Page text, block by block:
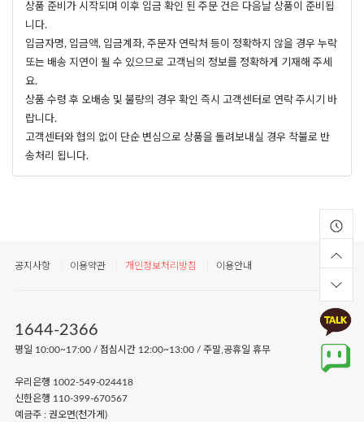
상품 준비가 시작되며 이후 입금 확인 된 주문 건은 다음날 상품이 준비됩
니다.
입금자명, 입금액, 입금계좌, 주문자 연락처 등이 정확하지 않을 경우 누락
또는 배송 지연이 될 수 있으므로 고객님의 정보를 정확하게 기재해 주세
요.
상품 수령 후 오배송 및 불량의 경우 확인 즉시 고객센터로 연락 주시기 바
랍니다.
고객센터와 협의 없이 단순 변심으로 상품을 돌려보내실 경우 착불로 반
송처리 됩니다.
공지사항 이용약관 개인정보처리방침 이용안내
1644-2366
평일 10:00~17:00 / 점심시간 12:00~13:00 / 주말,공휴일 휴무
우리은행 1002-549-024418
신한은행 110-399-670567
예금주 : 권오면(천가게)